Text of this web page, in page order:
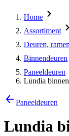
Home
Assortiment
Deuren,
Binnendeuren
Paneeldeuren
Lundia
Paneeldeuren
Lundia